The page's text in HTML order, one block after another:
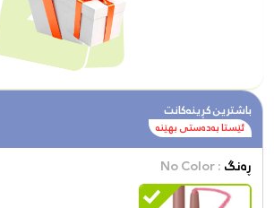
باشترین کڕینەکانت
ئێستا بەدەستی بهێنە
ڕەنگ: No Color